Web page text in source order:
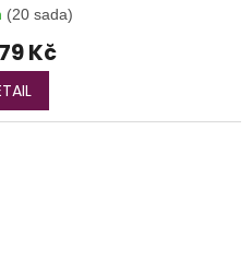
(20 sada)
Kč